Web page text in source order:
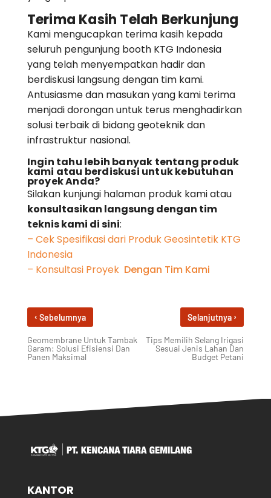
Terima Kasih Telah Berkunjung
Kami mengucapkan terima kasih kepada
seluruh pengunjung booth KTG Indonesia
yang telah menyempatkan hadir dan
berdiskusi langsung dengan tim kami.
Antusiasme dan masukan yang kami terima
menjadi dorongan untuk terus menghadirkan
solusi terbaik di bidang geoteknik dan
infrastruktur nasional.
Ingin tahu lebih banyak tentang produk
kami atau berdiskusi untuk kebutuhan
proyek Anda?
Silakan kunjungi halaman produk kami atau
konsultasikan langsung dengan tim
teknis kami di sini:
– Cek Spesifikasi dari Produk Geosintetik KTG
Indonesia
– Konsultasi ProyekDengan Tim Kami
‹ Sebelumnya
Geomembrane Untuk Tambak
Garam: Solusi Efisiensi Dan
Panen Maksimal
Selanjutnya ›
Tips Memilih Selang Irigasi
Sesuai Jenis Lahan Dan
Budget Petani
KANTOR